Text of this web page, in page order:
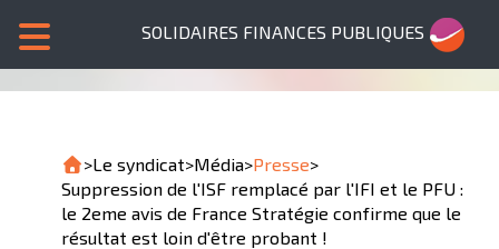
SOLIDAIRES FINANCES PUBLIQUES
>Le syndicat>Média>Presse>
Suppression de l'ISF remplacé par l'IFI et le PFU :
le 2eme avis de France Stratégie confirme que le
résultat est loin d'être probant !